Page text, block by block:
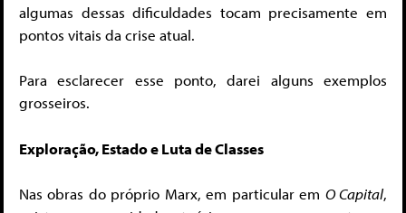
algumas dessas dificuldades tocam precisamente em
pontos vitais da crise atual.
Para esclarecer esse ponto, darei alguns exemplos
grosseiros.
Exploração, Estado e Luta de Classes
Nas obras do próprio Marx, em particular em O Capital,